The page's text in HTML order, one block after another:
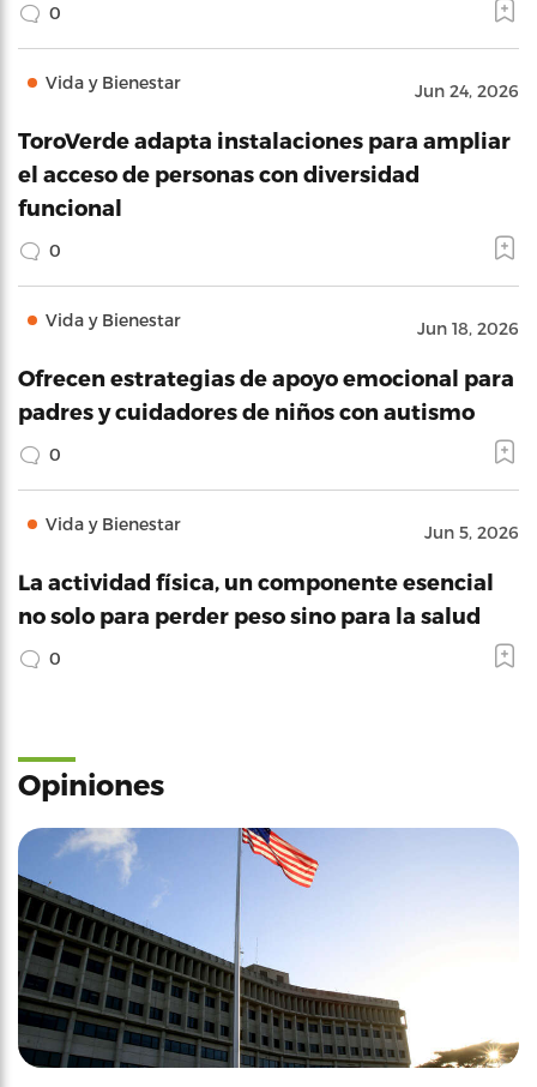
0
Vida y Bienestar Jun 24, 2026
ToroVerde adapta instalaciones para ampliar
el acceso de personas con diversidad
funcional
0
Vida y Bienestar Jun 18, 2026
Ofrecen estrategias de apoyo emocional para
padres y cuidadores de niños con autismo
0
Vida y Bienestar Jun 5, 2026
La actividad física, un componente esencial
no solo para perder peso sino para la salud
0
Opiniones